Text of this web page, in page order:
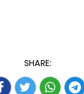
SHARE: